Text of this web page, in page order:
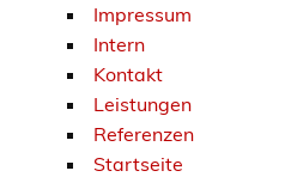
Impressum
Intern
Kontakt
Leistungen
Referenzen
Startseite